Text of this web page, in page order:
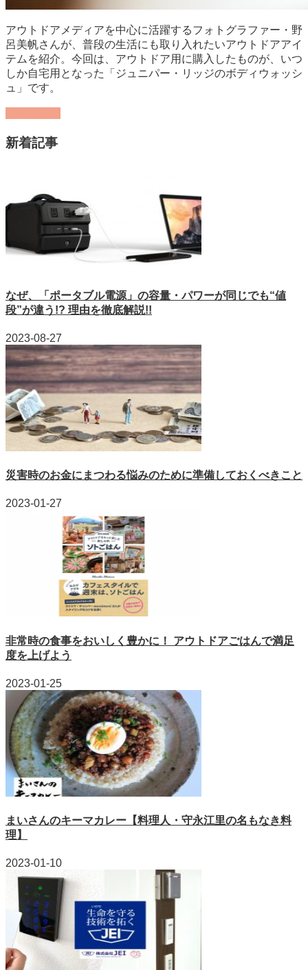
アウトドアメディアを中心に活躍するフォトグラファー・野
呂美帆さんが、普段の生活にも取り入れたいアウトドアアイ
テムを紹介。今回は、アウトドア用に購入したものが、いつ
しか自宅用となった「ジュニパー・リッジのボディウォッシ
ュ」です。
新着記事
なぜ、「ポータブル電源」の容量・パワーが同じでも“値
段”が違う!? 理由を徹底解説!!
2023-08-27
災害時のお金にまつわる悩みのために準備しておくべきこと
2023-01-27
非常時の食事をおいしく豊かに！ アウトドアごはんで満足
度を上げよう
2023-01-25
まいさんのキーマカレー【料理人・守永江里の名もなき料
理】
2023-01-10